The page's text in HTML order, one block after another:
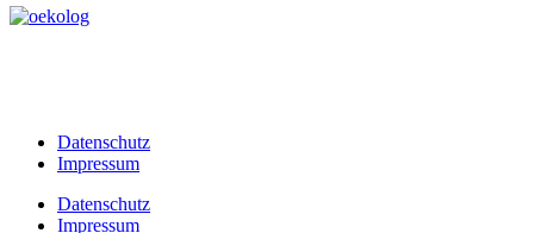
Datenschutz
Impressum
Datenschutz
Impressum